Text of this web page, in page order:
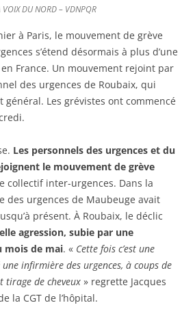
DU NORD – VDNPQR
à Paris, le mouvement de grève
s’étend désormais à plus d’une
France. Un mouvement rejoint par
des urgences de Roubaix, qui
Les grévistes ont commencé
Les personnels des urgences et du
le mouvement de grève
collectif inter-urgences. Dans la
des urgences de Maubeuge avait
présent. À Roubaix, le déclic
agression, subie par une
mois de mai. « Cette fois c’est une
infirmière des urgences, à coups de
tirage de cheveux » regrette Jacques
la CGT de l’hôpital.